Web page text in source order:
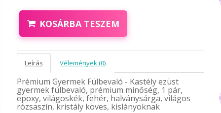
KOSÁRBA TESZEM
Leírás Vélemények (0)
Prémium Gyermek Fülbevaló - Kastély ezüst
gyermek fülbevaló, prémium minőség, 1 pár,
epoxy, világoskék, fehér, halványsárga, világos
rózsaszín, kristály köves, kislányoknak